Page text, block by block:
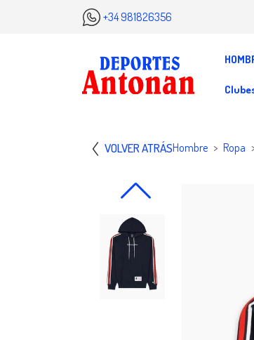
+34 981826356
VOLVER ATRÁSHombre Ropa